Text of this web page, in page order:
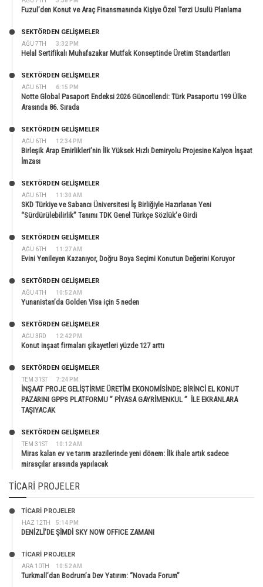
Fuzul’den Konut ve Araç Finansmanında Kişiye Özel Terzi Usulü Planlama
AĞU 7TH 3:32 PM
SEKTÖRDEN GELIŞMELER
Helal Sertifikalı Muhafazakar Mutfak Konseptinde Üretim Standartları
AĞU 6TH 6:15 PM
SEKTÖRDEN GELIŞMELER
Notte Global Pasaport Endeksi 2026 Güncellendi: Türk Pasaportu 199 Ülke
Arasında 86. Sırada
AĞU 6TH 12:34 PM
SEKTÖRDEN GELIŞMELER
Birleşik Arap Emirlikleri’nin İlk Yüksek Hızlı Demiryolu Projesine Kalyon İnşaat
İmzası
AĞU 6TH 11:30 AM
SEKTÖRDEN GELIŞMELER
SKD Türkiye ve Sabancı Üniversitesi İş Birliğiyle Hazırlanan Yeni
“Sürdürülebilirlik” Tanımı TDK Genel Türkçe Sözlük’e Girdi
AĞU 6TH 11:27 AM
SEKTÖRDEN GELIŞMELER
Evini Yenileyen Kazanıyor, Doğru Boya Seçimi Konutun Değerini Koruyor
AĞU 4TH 10:52 AM
SEKTÖRDEN GELIŞMELER
Yunanistan’da Golden Visa için 5 neden
AĞU 3RD 12:42 PM
SEKTÖRDEN GELIŞMELER
Konut inşaat firmaları şikayetleri yüzde 127 arttı
TEM 31ST 7:24 PM
SEKTÖRDEN GELIŞMELER
İNŞAAT PROJE GELİŞTİRME ÜRETİM EKONOMİSİNDE; BİRİNCİ EL KONUT
PAZARINI GPPS PLATFORMU ” PİYASA GAYRİMENKUL ” İLE EKRANLARA
TAŞIYACAK
TEM 31ST 10:12 AM
SEKTÖRDEN GELIŞMELER
Miras kalan ev ve tarım arazilerinde yeni dönem: İlk ihale artık sadece
mirasçılar arasında yapılacak
TICARI PROJELER
HAZ 12TH 5:14 PM
TİCARİ PROJELER
DENİZLİ’DE ŞİMDİ SKY NOW OFFICE ZAMANI
ARA 10TH 10:52 AM
TİCARİ PROJELER
Turkmall’dan Bodrum’a Dev Yatırım: “Novada Forum”